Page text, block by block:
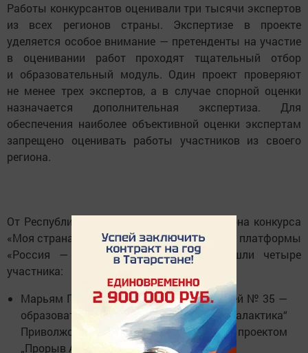
Работы конкурсантов оценивали три тысячи экспертов
из всех регионов страны. Экспертизе в проекте
уделяется особое внимание — претенденты на участие
в оценивании работ проходят тщательный отбор
и образовательный модуль. Один проект проверяют
не менее трех экспертов, а в случае спорной оценки
назначается дополнительная экспертиза. Для
обеспечения наиболее объективной оценки экспертам
запрещено оценивать работы участников из своего
региона.
От Республики Татарстан в финал XXI сезона конкурса
«Моя страна — моя Россия» президентской платформы
«Россия — страна возможностей» прошли четыре
участника:
Марьям Галявеева, ученица МБОУ «Лицей № 35 —
образовательный центр „Галактика“
Приволжского района города Казани, с проектом
„Прорыв Art“